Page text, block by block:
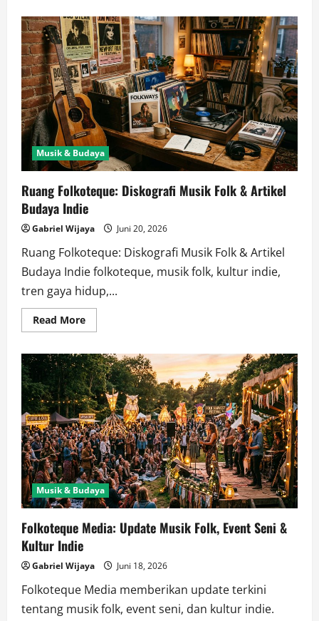
Menjelajahi
Sejarah
Musik
Rakyat
&
Seni
Tradisional
Musik & Budaya
Ruang Folkoteque: Diskografi Musik Folk & Artikel
Budaya Indie
Gabriel Wijaya Juni 20, 2026
Ruang Folkoteque: Diskografi Musik Folk & Artikel
Budaya Indie folkoteque, musik folk, kultur indie,
tren gaya hidup,...
Read MoreRead
more
Folkoteque:
Diskografi
Musik
Folk
&
Artikel
Budaya
Indie
Musik & Budaya
Folkoteque Media: Update Musik Folk, Event Seni &
Kultur Indie
Gabriel Wijaya Juni 18, 2026
Folkoteque Media memberikan update terkini
tentang musik folk, event seni, dan kultur indie.